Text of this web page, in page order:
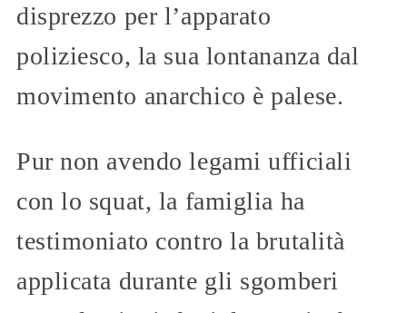
disprezzo per l’apparato
poliziesco, la sua lontananza dal
movimento anarchico è palese.
Pur non avendo legami ufficiali
con lo squat, la famiglia ha
testimoniato contro la brutalità
applicata durante gli sgomberi